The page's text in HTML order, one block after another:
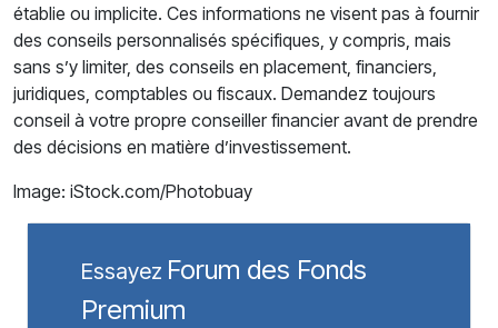
établie ou implicite. Ces informations ne visent pas à fournir
des conseils personnalisés spécifiques, y compris, mais
sans s’y limiter, des conseils en placement, financiers,
juridiques, comptables ou fiscaux. Demandez toujours
conseil à votre propre conseiller financier avant de prendre
des décisions en matière d’investissement.
Image: iStock.com/Photobuay
Essayez Forum des Fonds
Premium